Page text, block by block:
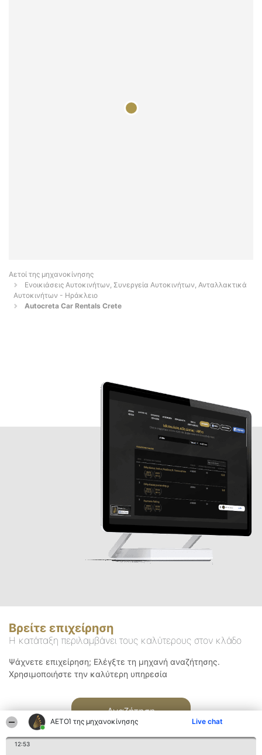
ΑΕΤΟΊ της μηχανοκίνησης Live chat
12:53
Αετοί της μηχανοκίνησης
Ενοικιάσεις Αυτοκινήτων, Συνεργεία Αυτοκινήτων, Ανταλλακτικά
Αυτοκινήτων - Ηράκλειο
Autocreta Car Rentals Crete
Βρείτε επιχείρηση
Η κατάταξη περιλαμβάνει τους καλύτερους στον κλάδο
Ψάχνετε επιχείρηση; Ελέγξτε τη μηχανή αναζήτησης.
Χρησιμοποιήστε την καλύτερη υπηρεσία
Αναζήτηση